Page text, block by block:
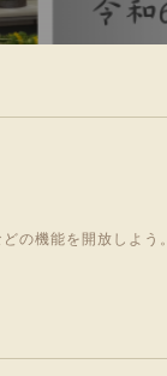
の機能を開放しよう。